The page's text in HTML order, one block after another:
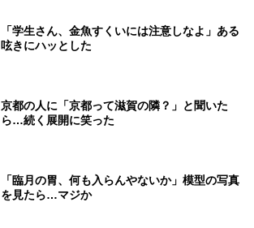
「学生さん、金魚すくいには注意しなよ」ある
呟きにハッとした
京都の人に「京都って滋賀の隣？」と聞いた
ら…続く展開に笑った
「臨月の胃、何も入らんやないか」模型の写真
を見たら…マジか